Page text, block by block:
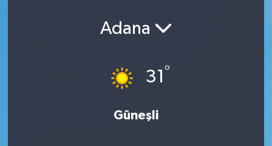
Adana
31 °
Güneşli